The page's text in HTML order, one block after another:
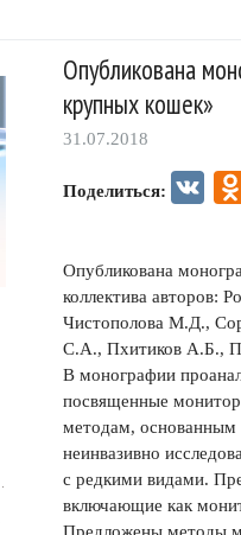
Опубликована
крупных кошек»
31.07.2018
Поделиться: VK
Опубликована
коллектива
Чистополова М.Д.,
С.А., Пхитиков А.Б.,
В монографии
посвященные
методам, основанным
неинвазивно
с редкими видами.
включающие как